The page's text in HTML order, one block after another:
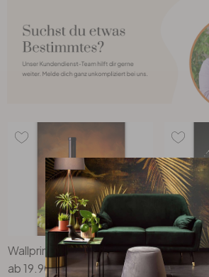
Wallprint Weisswein
ab19.90
ab19.90